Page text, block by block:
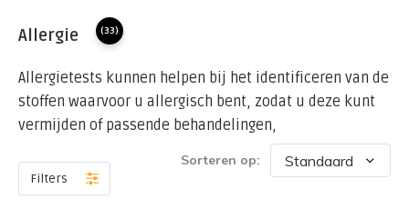
Allergie (33)
Allergietests kunnen helpen bij het identificeren van de
stoffen waarvoor u allergisch bent, zodat u deze kunt
vermijden of passende behandelingen,
Filters
Sorteren op: